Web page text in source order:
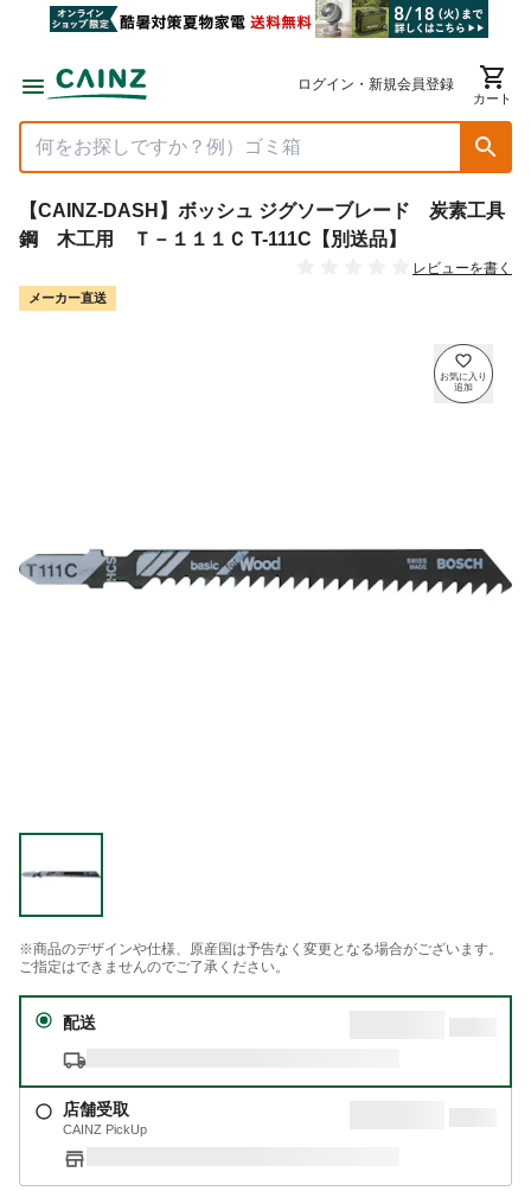
ログイン・新規会員登録
カート
【CAINZ-DASH】ボッシュ ジグソーブレード 炭素工具
鋼 木工用 Ｔ－１１１Ｃ T-111C【別送品】
レビューを書く
メーカー直送
※商品のデザインや仕様、原産国は予告なく変更となる場合がございます。
ご指定はできませんのでご了承ください。
配送
店舗受取
CAINZ PickUp